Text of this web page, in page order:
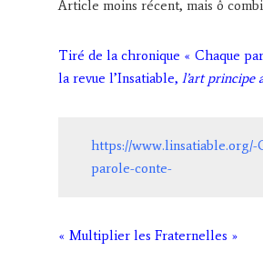
Article moins récent, mais ô
Tiré de la chronique « Chaque
la revue l’Insatiable, l’art principe
https://www.linsatiable.org/-
parole-conte-
« Multiplier les Fraternelles »